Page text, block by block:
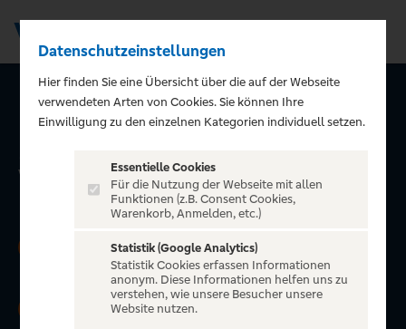
Urlaub. All-Inclusive.
Visa.
Jetzt »GoldCard von Visa« beantragen und
100 EUR Reisegutscheinerhalten.
Zusätzlich die Chance erhalten, ein
Datenschutzeinstellungen
Hier finden Sie eine Übersicht über die auf der Webseite
verwendeten Arten von Cookies. Sie können Ihre
Einwilligung zu den einzelnen Kategorien individuell setzen.
Essentielle Cookies
Für die Nutzung der Webseite mit allen
Funktionen (z.B. Consent Cookies,
Warenkorb, Anmelden, etc.)
Statistik (Google Analytics)
Statistik Cookies erfassen Informationen
anonym. Diese Informationen helfen uns zu
verstehen, wie unsere Besucher unsere
Website nutzen.